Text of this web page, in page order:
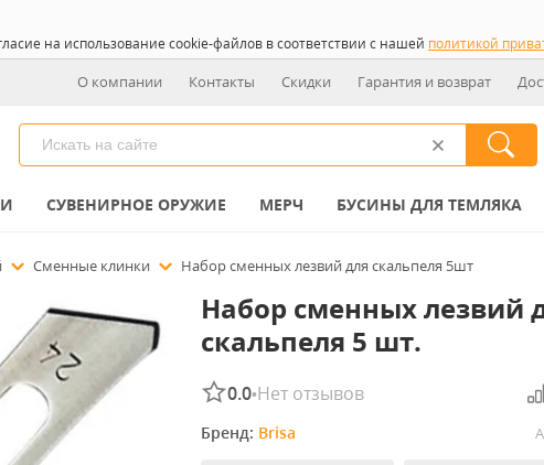
на использование cookie-файлов в соответствии с нашей политикой
О компании Контакты Скидки Гарантия и возврат
СУВЕНИРНОЕ ОРУЖИЕ МЕРЧ БУСИНЫ ДЛЯ ТЕМЛЯКА
Сменные клинки Набор сменных лезвий для скальпеля 5шт
Набор сменных лезвий
скальпеля 5 шт.
0.0•Нет отзывов
Бренд: Brisa